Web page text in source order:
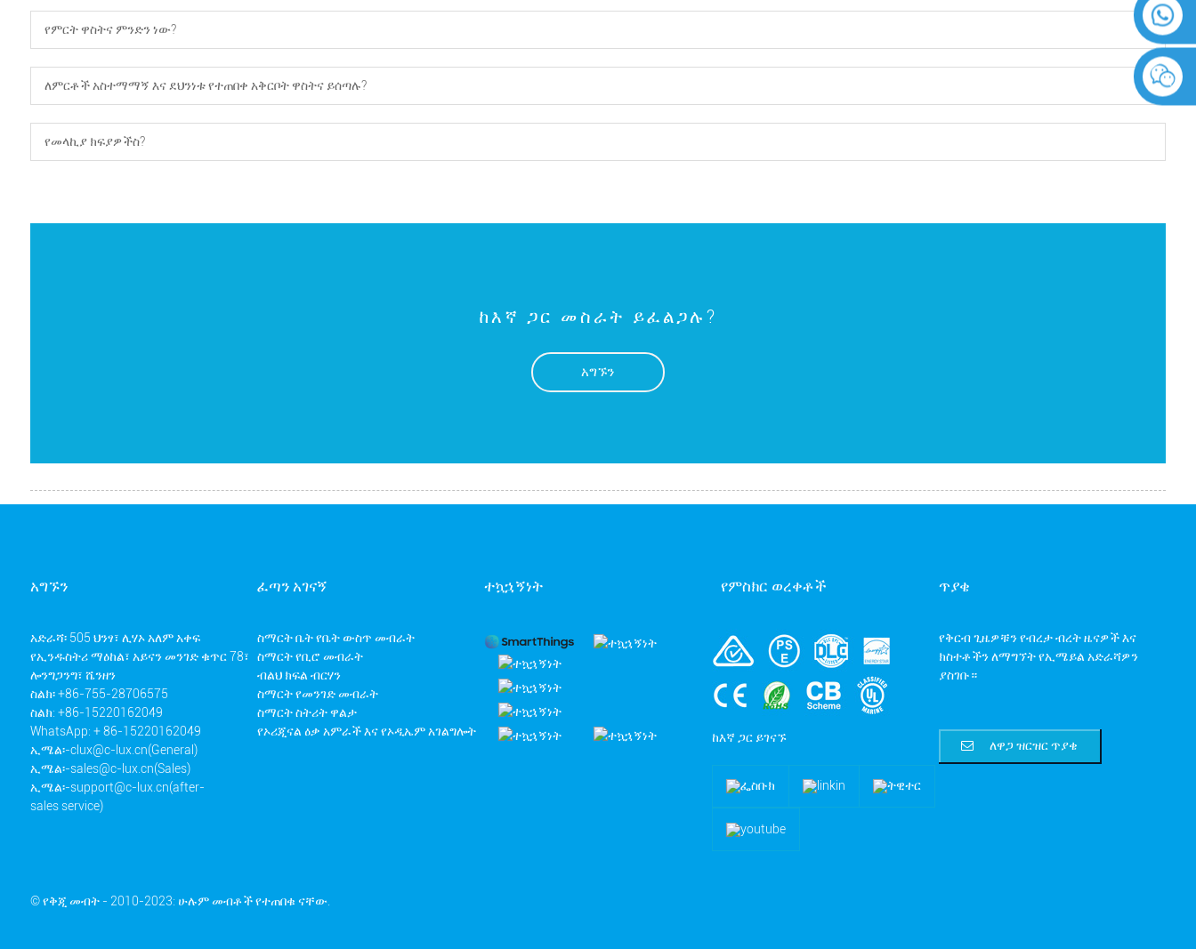
የምርት ዋስትና ምንድን ነው?
ለምርቶች አስተማማኝ እና ደህንነቱ የተጠበቀ አቅርቦት ዋስትና ይሰጣሉ?
የመላኪያ ክፍያዎችስ?
ከእኛ ጋር መስራት ይፈልጋሉ?
አግኙን
አግኙን
አድራሻ፡ 505 ህንፃ፣ ሊሃኦ አለም አቀፍ
የኢንዱስትሪ ማዕከል፣ አይናን መንገድ ቁጥር 78፣
ሎንግጋንግ፣ ሼንዘን
ስልክ፡ +86-755-28706575
ስልክ: +86-15220162049
WhatsApp: + 86-15220162049
ኢሜል፡-clux@c-lux.cn(General)
ኢሜል፡-sales@c-lux.cn(Sales)
ኢሜል፡-support@c-lux.cn(after-
sales service)
ፈጣን አገናኝ
ስማርት ቤት የቤት ውስጥ መብራት
ስማርት የቢሮ መብራት
ብልህ ክፍል ብርሃን
ስማርት የመንገድ መብራት
ስማርት ስትሪት ዋልታ
የኦሪጂናል ዕቃ አምራች እና የኦዲኤም አገልግሎት
ተኳኋኝነት የምስክር ወረቀቶች
ከእኛ ጋር ይገናኙ
ጥያቄ
የቅርብ ጊዜዎቹን የብረታ ብረት ዜናዎች እና
ክስተቶችን ለማግኘት የኢሜይል አድራሻዎን
ያስገቡ።
ለዋጋ ዝርዝር ጥያቄ
© የቅጂ መብት - 2010-2023: ሁሉም መብቶች የተጠበቁ ናቸው.